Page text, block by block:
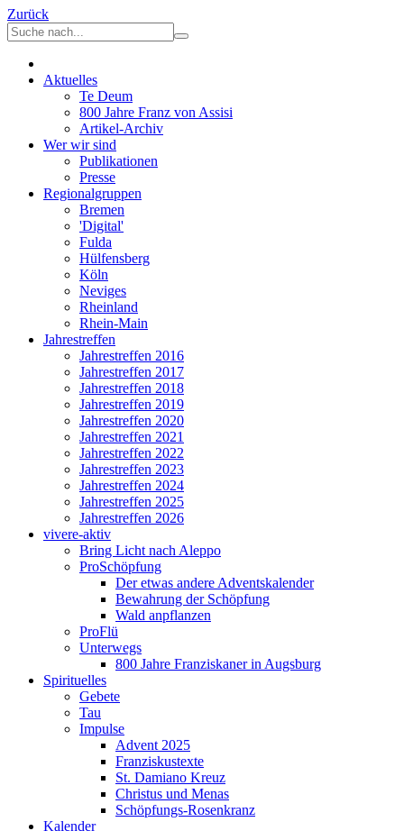
Zurück
Aktuelles
Te Deum
800 Jahre Franz von Assisi
Artikel-Archiv
Wer wir sind
Publikationen
Presse
Regionalgruppen
Bremen
'Digital'
Fulda
Hülfensberg
Köln
Neviges
Rheinland
Rhein-Main
Jahrestreffen
Jahrestreffen 2016
Jahrestreffen 2017
Jahrestreffen 2018
Jahrestreffen 2019
Jahrestreffen 2020
Jahrestreffen 2021
Jahrestreffen 2022
Jahrestreffen 2023
Jahrestreffen 2024
Jahrestreffen 2025
Jahrestreffen 2026
vivere-aktiv
Bring Licht nach Aleppo
ProSchöpfung
Der etwas andere Adventskalender
Bewahrung der Schöpfung
Wald anpflanzen
ProFlü
Unterwegs
800 Jahre Franziskaner in Augsburg
Spirituelles
Gebete
Tau
Impulse
Advent 2025
Franziskustexte
St. Damiano Kreuz
Christus und Menas
Schöpfungs-Rosenkranz
Kalender